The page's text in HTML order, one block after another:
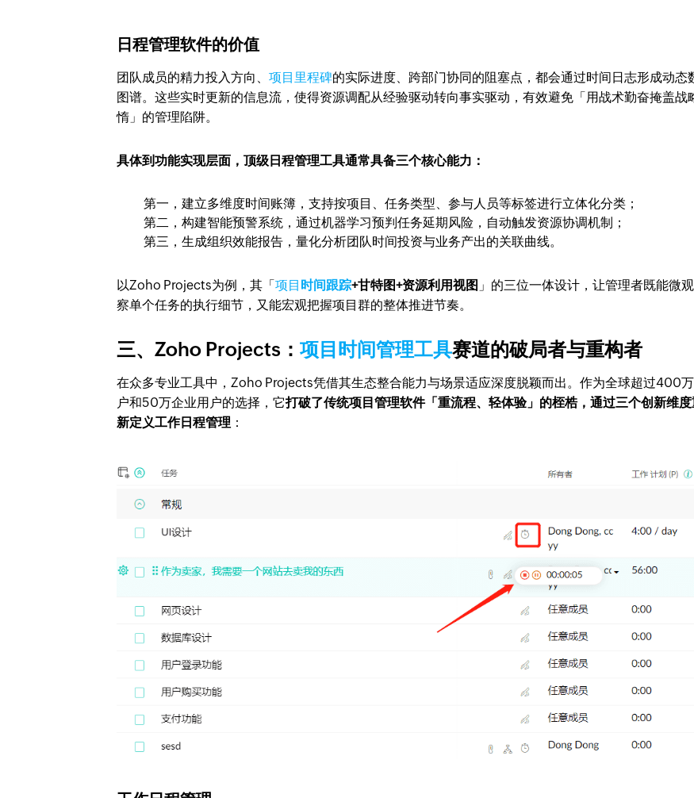
日程管理软件的价值
团队成员的精力投入方向、 项目里程碑的实际进度、跨部门协同的阻塞点，都会通过时间日志形成动态
图谱。这些实时更新的信息流，使得资源调配从经验驱动转向事实驱动，有效避免「用战术勤奋掩盖战
惰」的管理陷阱。
具体到功能实现层面，顶级日程管理工具通常具备三个核心能力：
第一，建立多维度时间账簿，支持按项目、任务类型、参与人员等标签进行立体化分类；
第二，构建智能预警系统，通过机器学习预判任务延期风险，自动触发资源协调机制；
第三，生成组织效能报告，量化分析团队时间投资与业务产出的关联曲线。
以Zoho Projects为例，其「 项目 时间跟踪+甘特图+资源利用视图 」的三位一体设计，让管理者既能微
察单个任务的执行细节，又能宏观把握项目群的整体推进节奏。
三、Zoho Projects： 项目时间管理工具赛道的破局者与重构者
在众多专业工具中，Zoho Projects凭借其生态整合能力与场景适应深度脱颖而出。作为全球超过400
户和50万企业用户的选择，它打破了传统项目管理软件「重流程、轻体验」的桎梏，通过三个创新维
新定义工作日程管理 ：